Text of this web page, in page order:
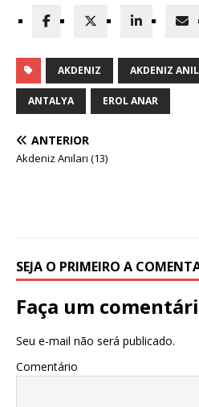
AKDENIZ AKDENIZ
ANTALYA EROL ANAR
ANTERIOR
Akdeniz Anıları (13)
SEJA O PRIMEIRO A
Faça um
Seu e-mail não será publicado.
Comentário